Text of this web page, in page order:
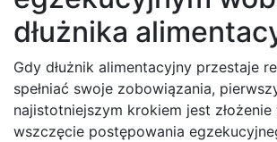
dłużnika
Gdy dłużnik alimentacyjny przestaje
spełniać swoje zobowiązania,
najistotniejszym krokiem jest złożenie
wszczęcie postępowania